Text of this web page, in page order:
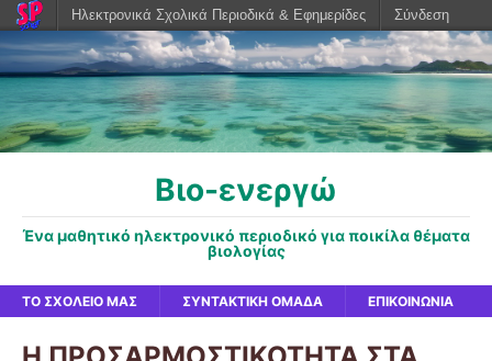
Βιο-ενεργώ
Ένα μαθητικό ηλεκτρονικό περιοδικό για ποικίλα θέματα
βιολογίας
ΤΟ ΣΧΟΛΕΊΟ ΜΑΣ ΣΥΝΤΑΚΤΙΚΉ ΟΜΆΔΑ ΕΠΙΚΟΙΝΩΝΊΑ
Ηλεκτρονικά Σχολικά Περιοδικά & Εφημερίδες Σύνδεση